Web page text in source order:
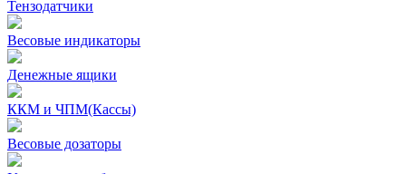
Тензодатчики
Весовые индикаторы
Денежные ящики
ККМ и ЧПМ(Кассы)
Весовые дозаторы